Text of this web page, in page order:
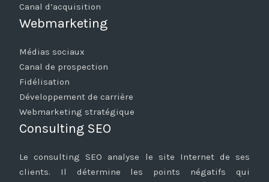
Canal d’acquisition
Webmarketing
Médias sociaux
Canal de prospection
Fidélisation
Développement de carrière
Webmarketing stratégique
Consulting SEO
Le consulting SEO analyse le site Internet de ses
clients. Il détermine les points négatifs qui